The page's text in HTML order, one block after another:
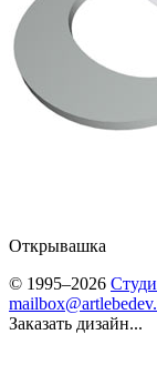
Открывашка
© 1995–2026
Заказать дизайн...